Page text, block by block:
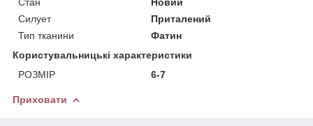
Силует
Приталений
Тип тканини
Фатин
Користувальницькі характеристики
РОЗМІР
6-7
Приховати